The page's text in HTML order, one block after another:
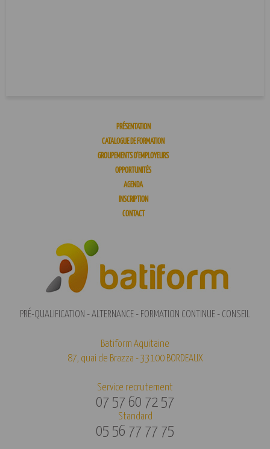
PRÉSENTATION
CATALOGUE DE FORMATION
GROUPEMENTS D’EMPLOYEURS
OPPORTUNITÉS
AGENDA
INSCRIPTION
CONTACT
PRÉ-QUALIFICATION - ALTERNANCE - FORMATION CONTINUE - CONSEIL
Batiform Aquitaine
87, quai de Brazza - 33100 BORDEAUX
Service recrutement
07 57 60 72 57
Standard
05 56 77 77 75